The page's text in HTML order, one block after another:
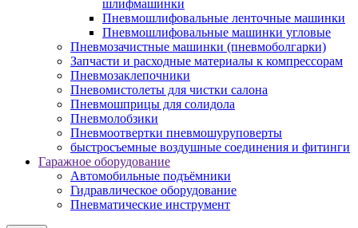
шлифмашинки
Пневмошлифовальные ленточные машинки
Пневмошлифовальные машинки угловые
Пневмозачистные машинки (пневмоболгарки)
Запчасти и расходные материалы к компрессорам
Пневмозаклепочники
Пневомистолеты для чистки салона
Пневмошприцы для солидола
Пневмолобзики
Пневмоотвертки пневмошуруповерты
быстросъемные воздушные соединения и фитинги
Гаражное оборудование
Автомобильные подъёмники
Гидравлическое оборудование
Пневматические инструмент